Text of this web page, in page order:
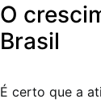
O
Brasil
É certo que a